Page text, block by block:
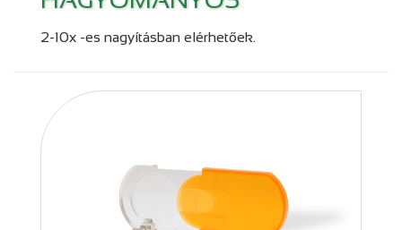
2-10x -es nagyításban elérhetőek.